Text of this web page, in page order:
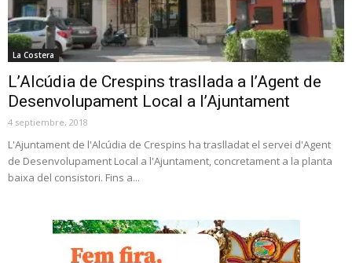
La Costera
L’Alcúdia de Crespins trasllada a l’Agent de
Desenvolupament Local a l’Ajuntament
4 septiembre, 2018
L'Ajuntament de l'Alcúdia de Crespins ha traslladat el servei d'Agent
de Desenvolupament Local a l'Ajuntament, concretament a la planta
baixa del consistori. Fins a...